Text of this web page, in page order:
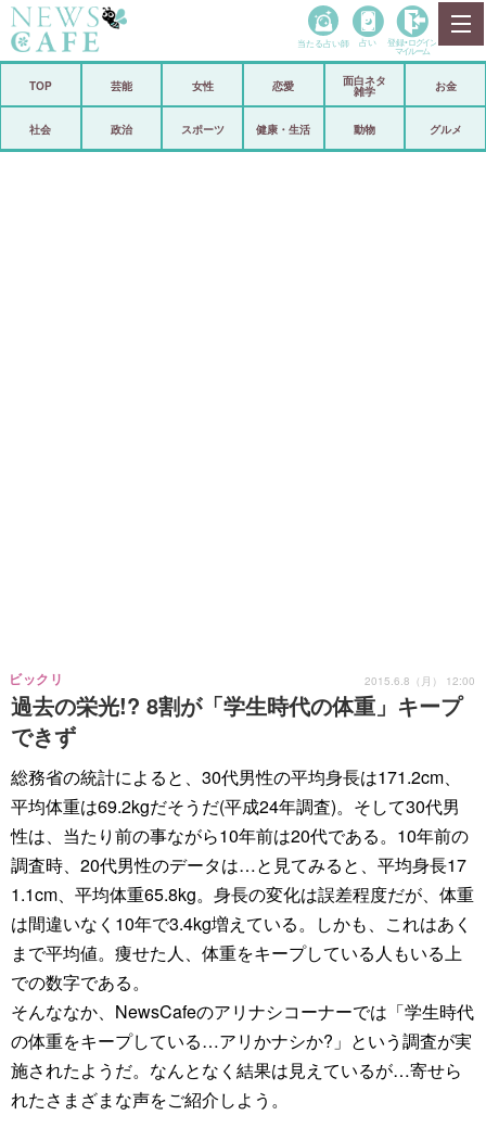
政治
当たる占い師 占い 登録• ログイン
マイルーム
TOP 芸能 女性 恋愛
面白ネタ
雑学
お金
社会 政治 スポーツ 健康・生活 動物 グルメ
過去の栄光!? 8割が「学生時代の体重」キープ
できず
ビックリ 2015.6.8（月） 12:00
総務省の統計によると、30代男性の平均身長は171.2cm、
平均体重は69.2kgだそうだ(平成24年調査)。そして30代男
性は、当たり前の事ながら10年前は20代である。10年前の
調査時、20代男性のデータは…と見てみると、平均身長17
1.1cm、平均体重65.8kg。身長の変化は誤差程度だが、体重
は間違いなく10年で3.4kg増えている。しかも、これはあく
まで平均値。痩せた人、体重をキープしている人もいる上
での数字である。
そんななか、NewsCafeのアリナシコーナーでは「学生時代
の体重をキープしている…アリかナシか?」という調査が実
施されたようだ。なんとなく結果は見えているが…寄せら
れたさまざまな声をご紹介しよう。